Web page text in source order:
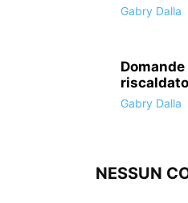
Gabry Dalla
Gabry Dalla
NESSUN